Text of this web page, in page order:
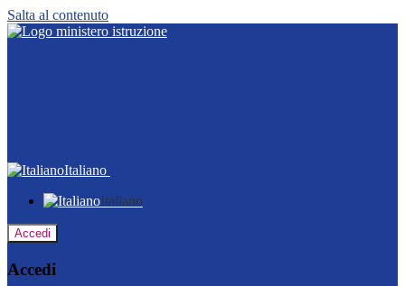
Salta al contenuto
Italiano
Italiano
Accedi
Accedi